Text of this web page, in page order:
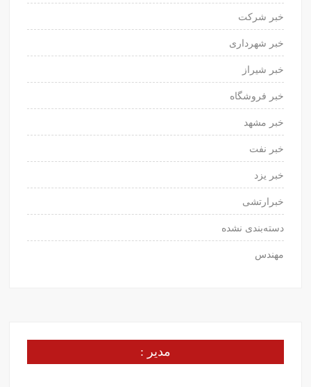
خبر شرکت
خبر شهرداری
خبر شیراز
خبر فروشگاه
خبر مشهد
خبر نفت
خبر یزد
خبرارتشی
دسته‌بندی نشده
مهندس
مدیر :